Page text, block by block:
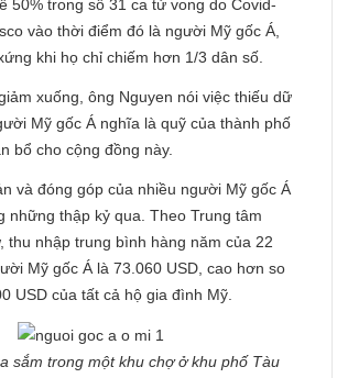
50% trong số 31 ca tử vong do Covid-
vào thời điểm đó là người Mỹ gốc Á,
khi họ chỉ chiếm hơn 1/3 dân số.
xuống, ông Nguyen nói việc thiếu dữ
Mỹ gốc Á nghĩa là quỹ của thành phố
bổ cho cộng đồng này.
và đóng góp của nhiều người Mỹ gốc Á
những thập kỷ qua. Theo Trung tâm
thu nhập trung bình hàng năm của 22
Mỹ gốc Á là 73.060 USD, cao hơn so
USD của tất cả hộ gia đình Mỹ.
sắm trong một khu chợ ở khu phố Tàu